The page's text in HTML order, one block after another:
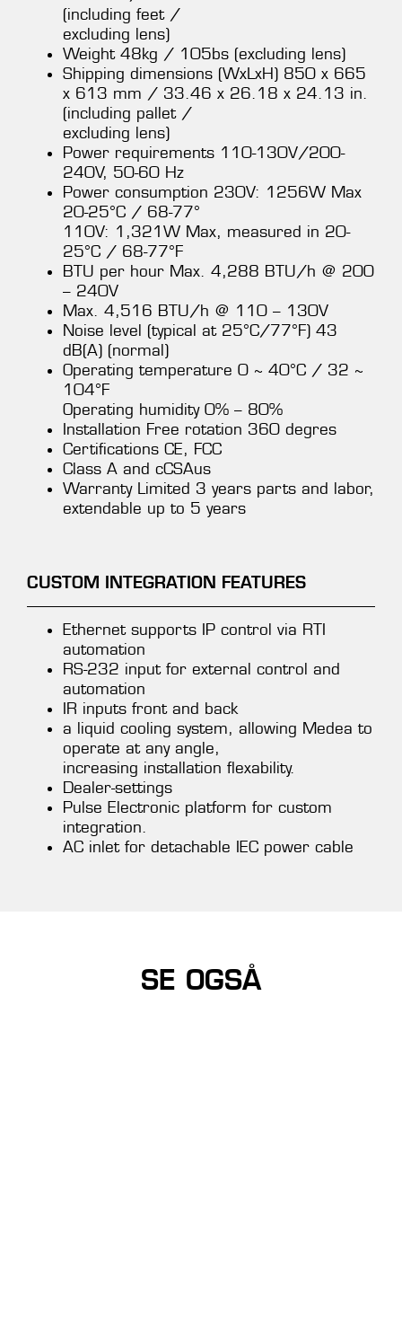
(including feet /
excluding lens)
Weight 48kg / 105bs (excluding lens)
Shipping dimensions (WxLxH) 850 x 665
x 613 mm / 33.46 x 26.18 x 24.13 in.
(including pallet /
excluding lens)
Power requirements 110-130V/200-
240V, 50-60 Hz
Power consumption 230V: 1256W Max
20-25°C / 68-77°
110V: 1,321W Max, measured in 20-
25°C / 68-77°F
BTU per hour Max. 4,288 BTU/h @ 200
– 240V
Max. 4,516 BTU/h @ 110 – 130V
Noise level (typical at 25°C/77°F) 43
dB(A) (normal)
Operating temperature 0 ~ 40°C / 32 ~
104°F
Operating humidity 0% – 80%
Installation Free rotation 360 degres
Certifications CE, FCC
Class A and cCSAus
Warranty Limited 3 years parts and labor,
extendable up to 5 years
CUSTOM INTEGRATION FEATURES
Ethernet supports IP control via RTI
automation
RS-232 input for external control and
automation
IR inputs front and back
a liquid cooling system, allowing Medea to
operate at any angle,
increasing installation flexability.
Dealer-settings
Pulse Electronic platform for custom
integration.
AC inlet for detachable IEC power cable
SE OGSÅ